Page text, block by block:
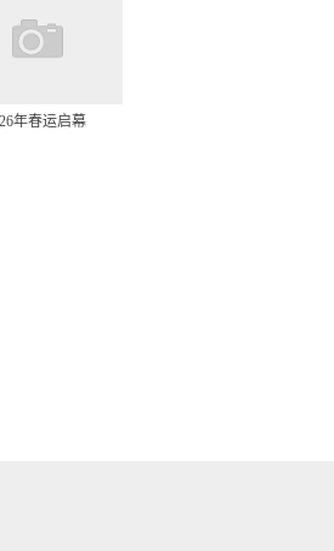
年春运启幕